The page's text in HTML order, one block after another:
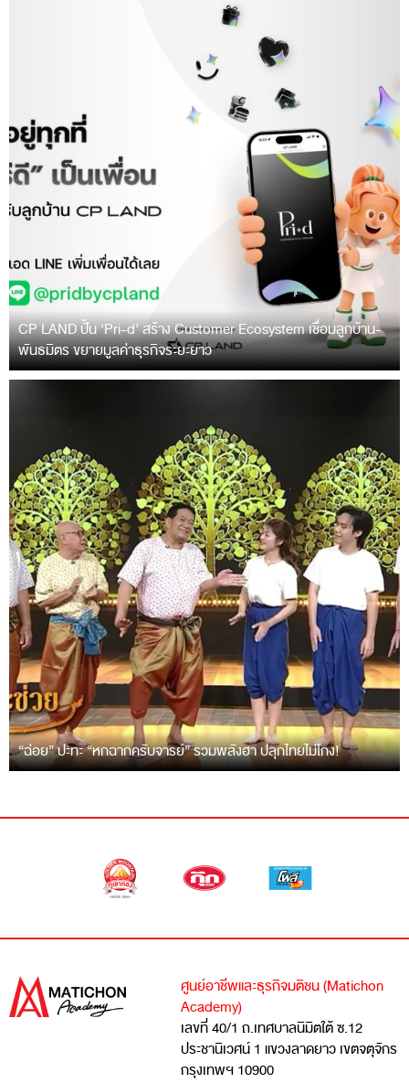
CP LAND ปั้น ‘Pri-d’ สร้าง Customer Ecosystem เชื่อมลูกบ้าน-
พันธมิตร ขยายมูลค่าธุรกิจระยะยาว
“ฉ่อย” ปะทะ “หกฉากครับจารย์” รวมพลังฮา ปลุกไทยไม่โกง!
ศูนย์อาชีพและธุรกิจมติชน (Matichon
Academy)
เลขที่ 40/1 ถ.เทศบาลนิมิตใต้ ซ.12
ประชานิเวศน์ 1 แขวงลาดยาว เขตจตุจักร
กรุงเทพฯ 10900